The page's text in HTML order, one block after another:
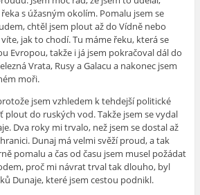
s úžasným okolím. Pomalu jsem se
chtěl jsem plout až do Vídně nebo
jak to chodí. Tu máme řeku, která se
Evropou, takže i já jsem pokračoval dál do
Vrata, Rusy a Galacu a nakonec jsem
moři.
jsem vzhledem k tehdejší politické
plout do ruských vod. Takže jsem se vydal
Dva roky mi trvalo, než jsem se dostal až
Dunaj má velmi svěží proud, a tak
pomalu a čas od času jsem musel požádat
proč mi návrat trval tak dlouho, byl
Dunaje, které jsem cestou podnikl.